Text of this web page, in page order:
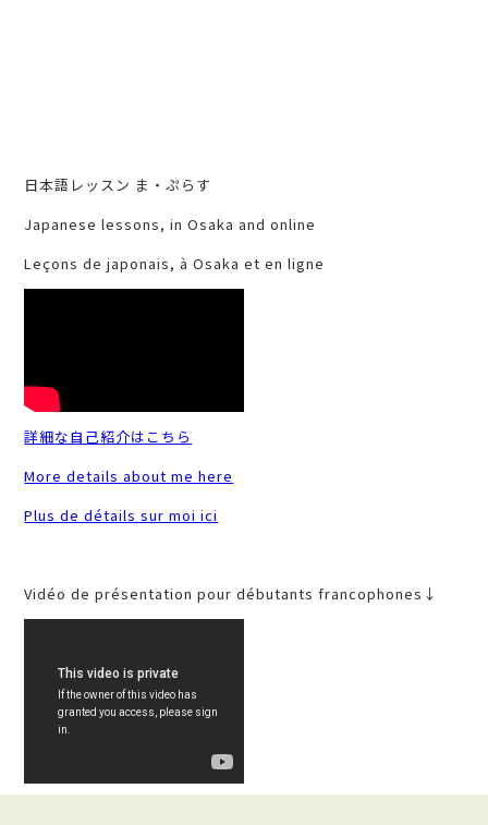
日本語レッスン ま・ぷらす
Japanese lessons, in Osaka and online
Leçons de japonais, à Osaka et en ligne
詳細な自己紹介はこちら
More details about me here
Plus de détails sur moi ici
Vidéo de présentation pour débutants francophones↓